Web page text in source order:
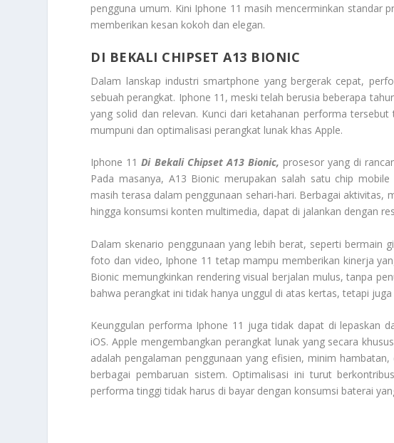
pengguna umum. Kini Iphone 11 masih mencerminkan standar
memberikan kesan kokoh dan elegan.
DI BEKALI CHIPSET A13 BIONIC
Dalam lanskap industri smartphone yang bergerak cepat,
sebuah perangkat. Iphone 11, meski telah berusia beberapa
yang solid dan relevan. Kunci dari ketahanan performa
mumpuni dan optimalisasi perangkat lunak khas Apple.
Iphone 11Di Bekali Chipset A13 Bionic, prosesor yang di
Pada masanya, A13 Bionic merupakan salah satu chip
masih terasa dalam penggunaan sehari-hari. Berbagai aktivitas,
hingga konsumsi konten multimedia, dapat di jalankan dengan
Dalam skenario penggunaan yang lebih berat, seperti bermain
foto dan video, Iphone 11 tetap mampu memberikan kinerja
Bionic memungkinkan rendering visual berjalan mulus, tanpa
bahwa perangkat ini tidak hanya unggul di atas kertas, tetapi
Keunggulan performa Iphone 11 juga tidak dapat di lepaskan
iOS. Apple mengembangkan perangkat lunak yang secara
adalah pengalaman penggunaan yang efisien, minim
berbagai pembaruan sistem. Optimalisasi ini turut
performa tinggi tidak harus di bayar dengan konsumsi baterai